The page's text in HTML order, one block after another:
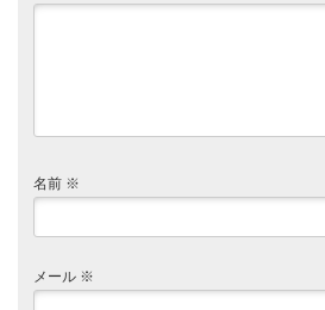
名前 ※
メール ※